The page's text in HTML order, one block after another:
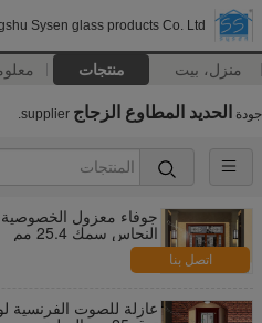
Sysen glass products Co. Ltd.
منزل، بيت منتجات
جودة الحديد المطاوع الزجاج
جوفاء معزول الخصوصية
النحاس سمك 25.4 مم
اتصل بنا
عازلة للصوت الفرنسية